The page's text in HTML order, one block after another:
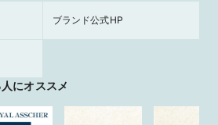
ブランド公式HP
にオススメ